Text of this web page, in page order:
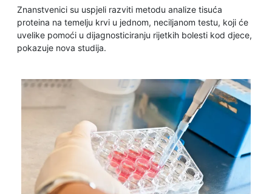
Znanstvenici su uspjeli razviti metodu analize tisuća
proteina na temelju krvi u jednom, neciljanom testu, koji će
uvelike pomoći u dijagnosticiranju rijetkih bolesti kod djece,
pokazuje nova studija.